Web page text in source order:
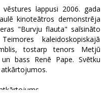
lappusi 2006. gada
kinoteātros demonstrēja
"Burvju flauta" saīsināto
kaleidoskopiskajā
tostarp tenors Metjū
bass Renē Pape. Svētku